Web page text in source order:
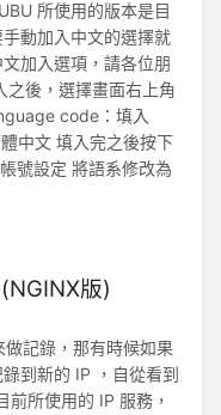
所使用的版本是目
動加入中文的選擇就
加入選項，請各位朋
之後，選擇畫面右上角
code：填入
中文 填入完之後按下
號設定 將語系修改為
版)
記錄，那有時候如果
到新的 IP ，自從看到
所使用的 IP 服務，